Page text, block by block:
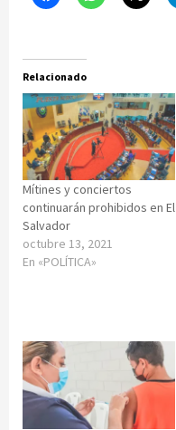
Relacionado
Mítines y conciertos
continuarán prohibidos en El
Salvador
octubre 13, 2021
En «POLÍTICA»